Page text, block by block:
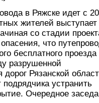
в Ряжске идет с
жителей выступает
со стадии
что
бесплатного проезда
разрушенной
Рязанской
устранить
Очередное